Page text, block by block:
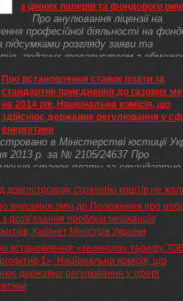
з цінних паперів та фондового
Про анулювання ліцензії на
професійної діяльності на
підсумками розгляду заяви та
поданих товариством з
ЕС ЕССЕТ МЕНЕДЖМЕНТ" до
комісії з цінних паперів та
анулювання ліцензії на провадження
діяльності на фондовому ринку,
до Ліцензійних умов провадження
діяльності на фондовому ринку
з управління активами
(діяльності з управління
), затверджених рішенням Державної
з цінних паперів та фондового ринку
2006 року № 341 та зареєстрованих
юстиції України від 24 липня
№ 864/12738, НАКАЗУЮ:
Про встановлення ставок плати за
стандартне приєднання до газових
на 2014 рік, Національна комісія, що
здійснює державне регулювання у
енергетики
в Міністерстві юстиції
2013 р. за № 2105/24637 Про
ставок плати за стандартне
довгострокову стратегію коштів не
внесення змін до Положення про
з розв’язання проблем мешканців
Кабінет Міністрів України
встановлення «зеленого» тарифу
1», Національна комісія, що
державне регулювання у сфері